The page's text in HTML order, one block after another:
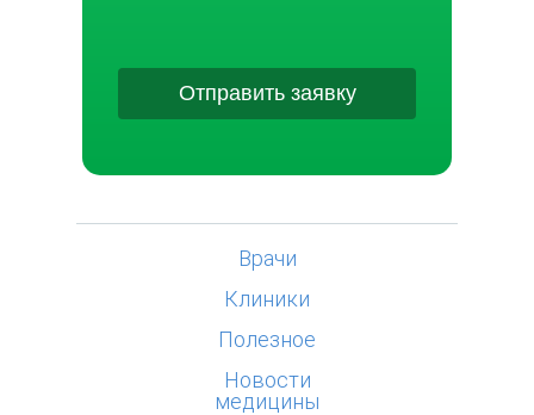
Отправить заявку
Врачи
Клиники
Полезное
Новости
медицины